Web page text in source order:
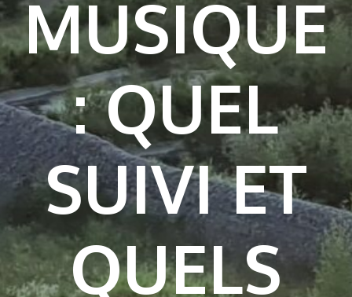
MUSIQUE
: QUEL
SUIVI ET
QUELS